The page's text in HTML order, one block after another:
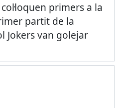
primers a la
partit de la
Jokers van golejar